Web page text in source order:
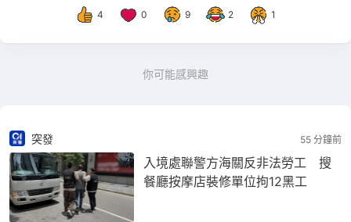
4 0 9 2 1
你可能感興趣
突發 55 分鐘前
入境處聯警方海關反非法勞工 搜
餐廳按摩店裝修單位拘12黑工